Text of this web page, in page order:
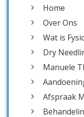
Home
Over Ons
Wat is
Dry
Manuele
Afspraak